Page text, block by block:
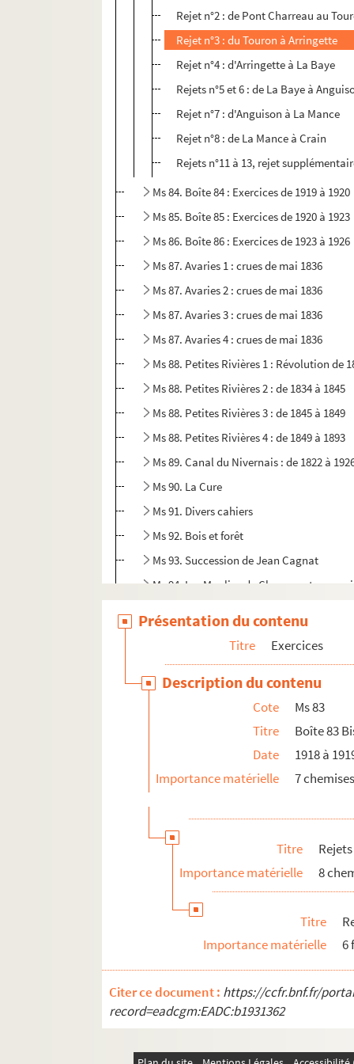
Rejet n°2 : de Pont Charreau au
Rejet n°3 : du Touron à Arringette
Rejet n°4 : d'Arringette à La Baye
Rejets n°5 et 6 : de La Baye à
Rejet n°7 : d'Anguison à La Mance
Rejet n°8 : de La Mance à Crain
Rejets n°11 à 13, rejet
Ms 84. Boîte 84 : Exercices de 1919 à 1920
Ms 85. Boîte 85 : Exercices de 1920 à 1923
Ms 86. Boîte 86 : Exercices de 1923 à 1926
Ms 87. Avaries 1 : crues de mai 1836
Ms 87. Avaries 2 : crues de mai 1836
Ms 87. Avaries 3 : crues de mai 1836
Ms 87. Avaries 4 : crues de mai 1836
Ms 88. Petites Rivières 1 : Révolution de
Ms 88. Petites Rivières 2 : de 1834 à 1845
Ms 88. Petites Rivières 3 : de 1845 à 1849
Ms 88. Petites Rivières 4 : de 1849 à 1893
Ms 89. Canal du Nivernais : de 1822 à
Ms 90. La Cure
Ms 91. Divers cahiers
Ms 92. Bois et forêt
Ms 93. Succession de Jean Cagnat
Ms 94. Les Moulins de Clamecy et ses
Ms 96. Autres documents
Ms 97. Papiers pré-imprimés vierges
Présentation du contenu
Titre Exercices
Description du contenu
Cote
Ms 83
Titre
Boîte 83
Date
1918 à
Importance matérielle
7
Titre
Importance matérielle
8
Titre
Importance matérielle
6
Citer ce document : https://ccfr.bnf.fr/
record=eadcgm:EADC:b1931362